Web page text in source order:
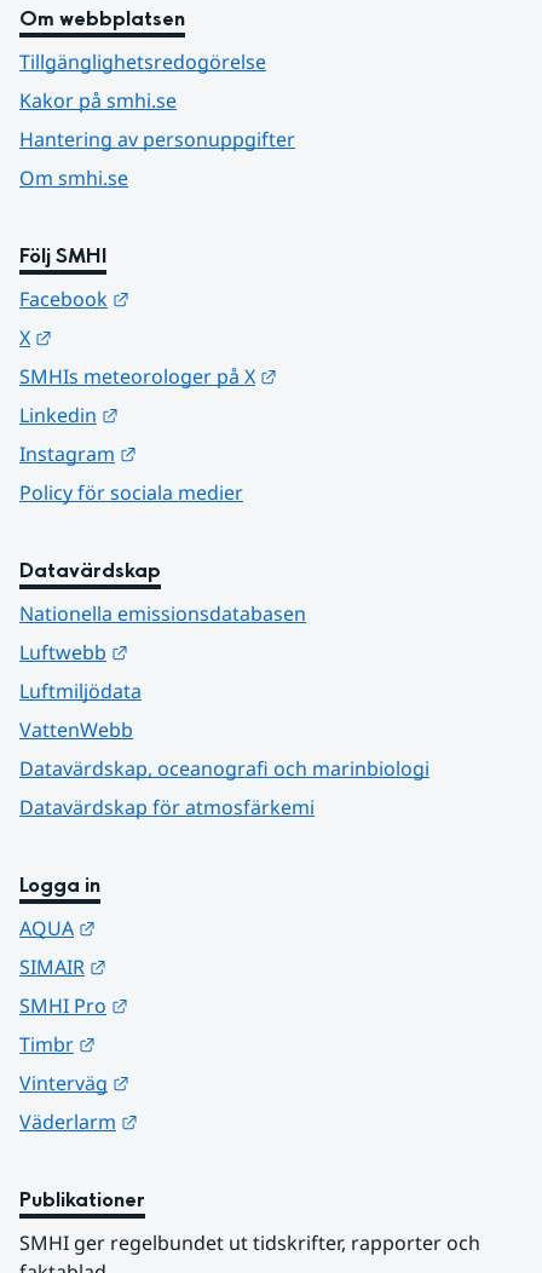
Om webbplatsen
Tillgänglighetsredogörelse
Kakor på smhi.se
Hantering av personuppgifter
Om smhi.se
Följ SMHI
Facebook
X
SMHIs meteorologer på X
Linkedin
Instagram
Policy för sociala medier
Datavärdskap
Nationella emissionsdatabasen
Luftwebb
Luftmiljödata
VattenWebb
Datavärdskap, oceanografi och marinbiologi
Datavärdskap för atmosfärkemi
Logga in
AQUA
SIMAIR
SMHI Pro
Timbr
Vinterväg
Väderlarm
Publikationer
SMHI ger regelbundet ut tidskrifter, rapporter och